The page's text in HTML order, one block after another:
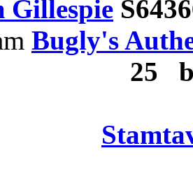
Bugly's
25